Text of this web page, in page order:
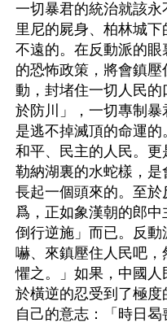
一切暴君的統治就該
里尼的屍身、柏林城
不遠的。在反動派的
的恐怖政策，將會鎮
動，封堵住一切人民
於防川」，一切專制
是逃不掉滅頂的命運
和平、民主的人民。
勒納湖裏的水蛇樣，
長起一個頭來的。至
爲，正如象漢朝的郎
倒行逆施」而已。反
嚇、來鎮壓住人民吧
懼之。」如果，中國
於橫逆的忍受到了極
自己的意志：「時日